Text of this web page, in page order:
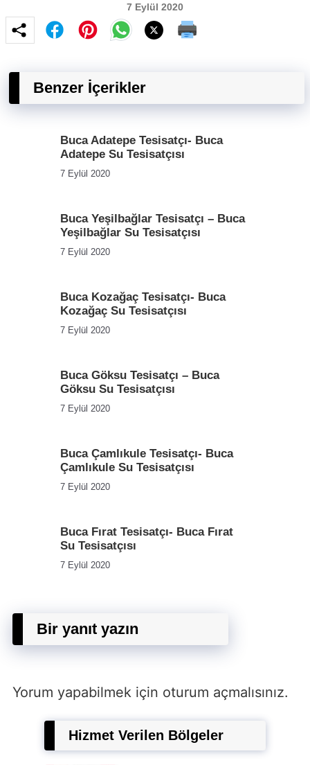
7 Eylül 2020
Benzer İçerikler
Buca Adatepe Tesisatçı- Buca
Adatepe Su Tesisatçısı
7 Eylül 2020
Buca Yeşilbağlar Tesisatçı – Buca
Yeşilbağlar Su Tesisatçısı
7 Eylül 2020
Buca Kozağaç Tesisatçı- Buca
Kozağaç Su Tesisatçısı
7 Eylül 2020
Buca Göksu Tesisatçı – Buca
Göksu Su Tesisatçısı
7 Eylül 2020
Buca Çamlıkule Tesisatçı- Buca
Çamlıkule Su Tesisatçısı
7 Eylül 2020
Buca Fırat Tesisatçı- Buca Fırat
Su Tesisatçısı
7 Eylül 2020
Bir yanıt yazın
Yorum yapabilmek için oturum açmalısınız.
Hizmet Verilen Bölgeler